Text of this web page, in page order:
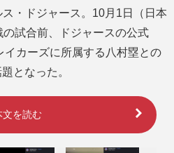
・ドジャース。10月1日（日本
試合前、ドジャースの公式
カーズに所属する八村塁との
となった。
文を読む